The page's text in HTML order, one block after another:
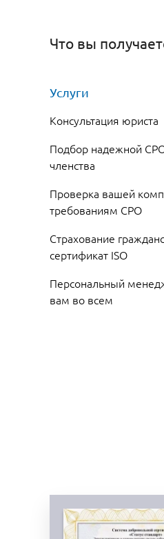
Что вы
Услуги
Консультация юриста
Подбор надежной
членства
Проверка вашей
требованиям СРО
Страхование
сертификат ISO
Персональный
вам во всем